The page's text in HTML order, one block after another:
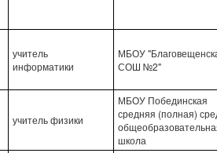
учитель
информатики
МБОУ
СОШ №2"
учитель физики
МБОУ Побединская
средняя (полная)
школа